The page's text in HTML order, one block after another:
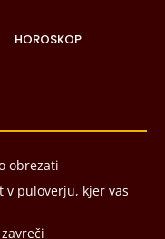
HOROSKOP
obrezati
v puloverju, kjer vas